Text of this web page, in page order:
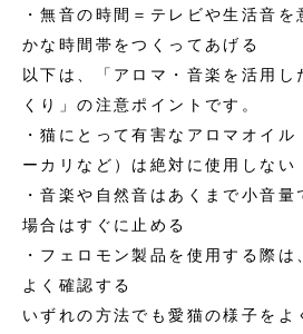
・無音の時間＝テレビや生活音
かな時間帯をつくってあげる
以下は、「アロマ・音楽を活用し
くり」の注意ポイントです。
・猫にとって有害なアロマオイル
ーカリなど）は絶対に使用しない
・音楽や自然音はあくまで小音量
場合はすぐに止める
・フェロモン製品を使用する際は
よく確認する
いずれの方法でも愛猫の様子をよ